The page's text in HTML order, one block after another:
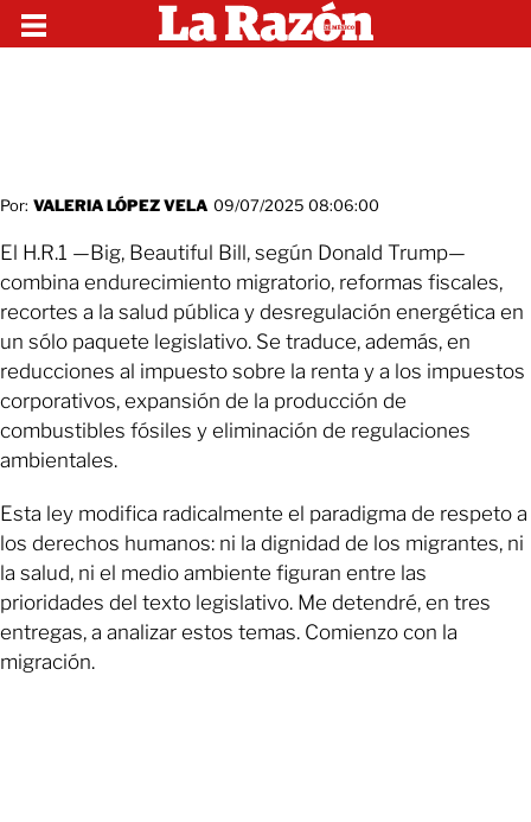
Por: VALERIA LÓPEZ VELA 09/07/2025 08:06:00
El H.R.1 —Big, Beautiful Bill, según Donald Trump—
combina endurecimiento migratorio, reformas fiscales,
recortes a la salud pública y desregulación energética en
un sólo paquete legislativo. Se traduce, además, en
reducciones al impuesto sobre la renta y a los impuestos
corporativos, expansión de la producción de
combustibles fósiles y eliminación de regulaciones
ambientales.
Esta ley modifica radicalmente el paradigma de respeto a
los derechos humanos: ni la dignidad de los migrantes, ni
la salud, ni el medio ambiente figuran entre las
prioridades del texto legislativo. Me detendré, en tres
entregas, a analizar estos temas. Comienzo con la
migración.